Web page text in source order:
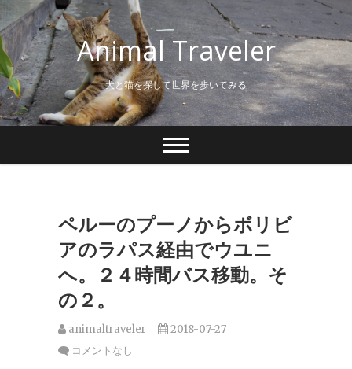
S
k
i
p
t
o
c
o
Animal Traveler
犬と猫を探して世界を歩いてみる
ペルーのプーノからボリビ
アのラパス経由でウユニ
へ。２４時間バス移動。そ
の２。
animaltraveler
2018-07-27
コメントなし